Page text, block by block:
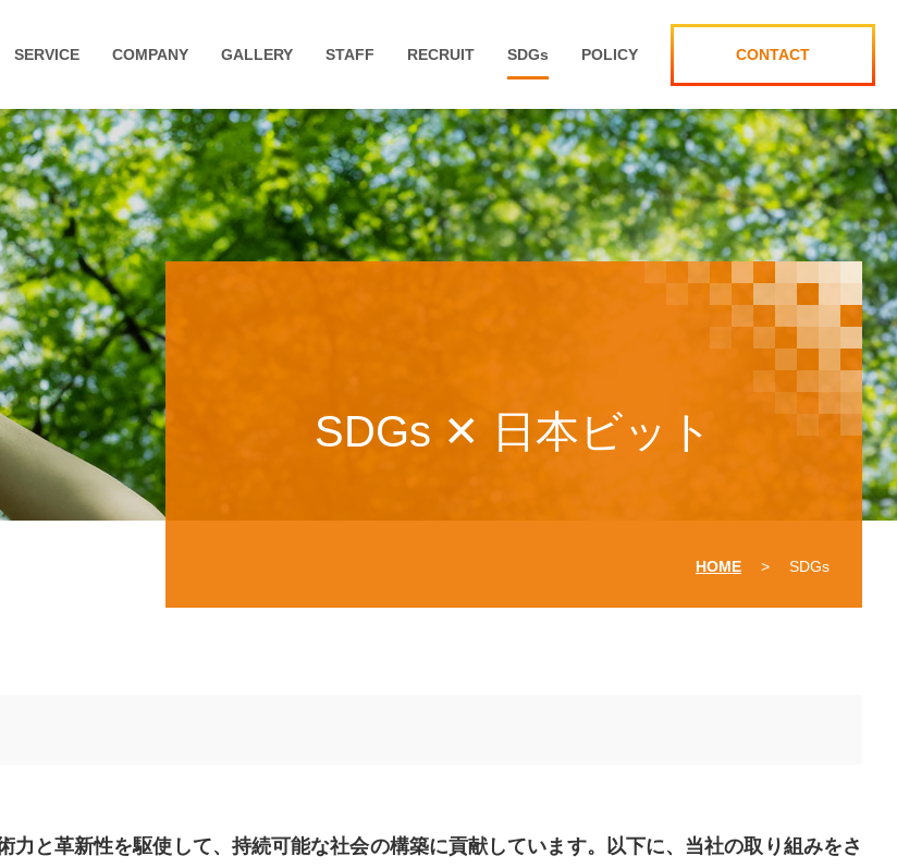
SERVICE COMPANY
会社概要
社名・ロゴの意味とビジョン
GALLERY STAFF
システムインテグレーション事業部
システムエンジニア
システムエンジニア／プロジェクトリーダー
アーキテクト
RECRUIT
採用エントリー受付
[中文]海外人才招募公告
[中文]小春招聘链接
SDGs POLICY
個人情報保護方針
公表に関する事項について
CONTACT
SDGs ✕ 日本ビット
HOME > SDGs
と革新性を駆使して、持続可能な社会の構築に貢献しています。以下に、当社の取り組みをさ